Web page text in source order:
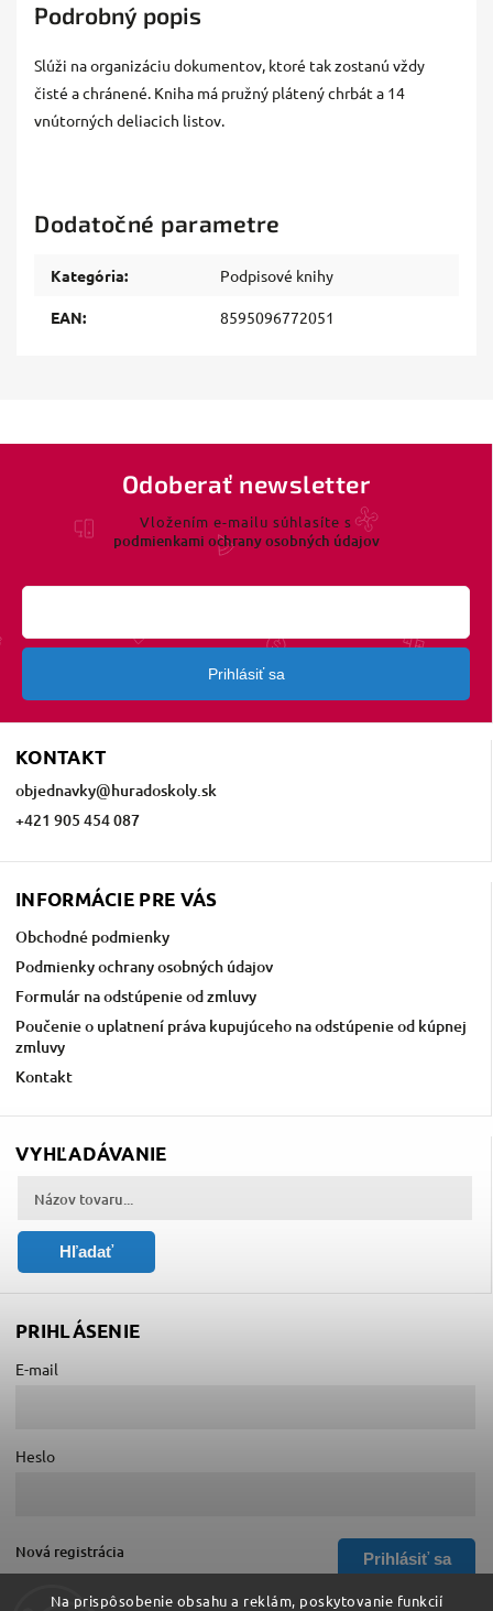
Na prispôsobenie obsahu a reklám, poskytovanie funkcií
Podrobný popis
Slúži na organizáciu dokumentov, ktoré tak zostanú vždy
čisté a chránené. Kniha má pružný plátený chrbát a 14
vnútorných deliacich listov.
Dodatočné parametre
Kategória: Podpisové knihy
EAN: 8595096772051
KONTAKT
objednavky@huradoskoly.sk
+421 905 454 087
INFORMÁCIE PRE VÁS
Obchodné podmienky
Podmienky ochrany osobných údajov
Formulár na odstúpenie od zmluvy
Poučenie o uplatnení práva kupujúceho na odstúpenie od kúpnej
zmluvy
Kontakt
Odoberať newsletter
Vložením e-mailu súhlasíte s
podmienkami ochrany osobných údajov
Prihlásiť sa
VYHĽADÁVANIE
Hľadať
PRIHLÁSENIE
E-mail
Heslo
Prihlásiť sa
Nová registrácia
Zabudnuté heslo